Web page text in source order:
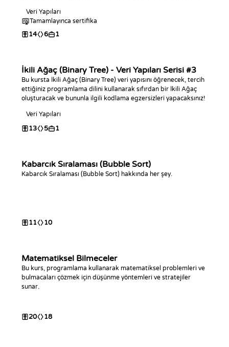
Veri Yapıları
Tamamlayınca sertifika
14 6 1
İkili Ağaç (Binary Tree) - Veri Yapıları Serisi #3
Bu kursta İkili Ağaç (Binary Tree) veri yapısını öğrenecek, tercih
ettiğiniz programlama dilini kullanarak sıfırdan bir İkili Ağaç
oluşturacak ve bununla ilgili kodlama egzersizleri yapacaksınız!
Veri Yapıları
13 5 1
Kabarcık Sıralaması (Bubble Sort)
Kabarcık Sıralaması (Bubble Sort) hakkında her şey.
11 10
Matematiksel Bilmeceler
Bu kurs, programlama kullanarak matematiksel problemleri ve
bulmacaları çözmek için düşünme yöntemleri ve stratejiler
sunar.
20 18